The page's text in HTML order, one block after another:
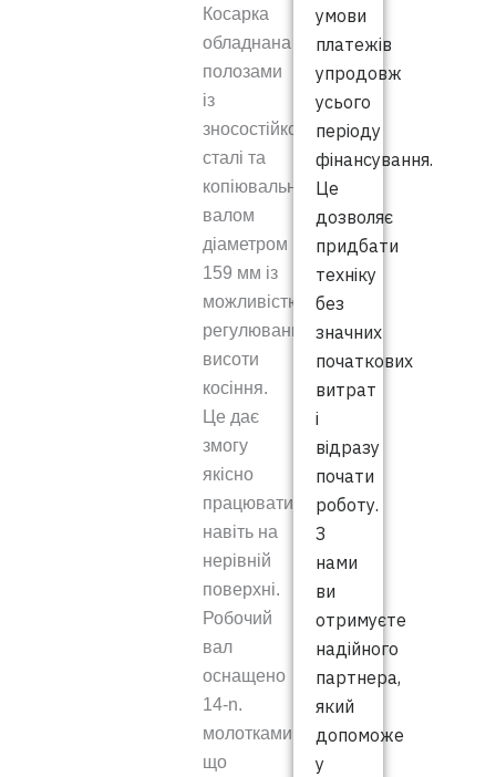
Косарка
обладнана
полозами
із
зносостійкої
сталі та
копіювальним
валом
діаметром
159 мм із
можливістю
регулювання
висоти
косіння.
Це дає
змогу
якісно
працювати
навіть на
нерівній
поверхні.
Робочий
вал
оснащено
14-n.
молотками,
що
умови
платежів
упродовж
усього
періоду
фінансування.
Це
дозволяє
придбати
техніку
без
значних
початкових
витрат
і
відразу
почати
роботу.
З
нами
ви
отримуєте
надійного
партнера,
який
допоможе
у